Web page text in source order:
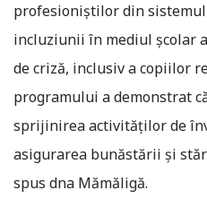
profesioniștilor din
incluziunii în mediul școlar
de criză, inclusiv a copiilor
programului a demonstrat
sprijinirea activităților de
asigurarea bunăstării și
spus dna Mămăligă.